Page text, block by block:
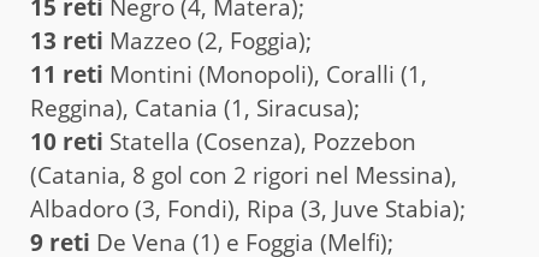
15 reti Negro (4, Matera);
13 reti Mazzeo (2, Foggia);
11 reti Montini (Monopoli), Coralli (1,
Reggina), Catania (1, Siracusa);
10 reti Statella (Cosenza), Pozzebon
(Catania, 8 gol con 2 rigori nel Messina),
Albadoro (3, Fondi), Ripa (3, Juve Stabia);
9 reti De Vena (1) e Foggia (Melfi);